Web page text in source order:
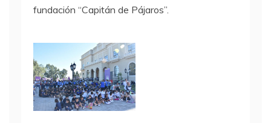
fundación “Capitán de Pájaros”.